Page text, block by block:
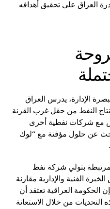
العراق على تحقيق أهدافه
الإدارة، يدرس العراق
النفط من حقل غرب القرنة
مع شركات نفطية أخرى
عن حلول مؤقتة مع “لوك
بتولي شركة نفط
الفنية والإدارية مقارنة
الحكومة العراقية تعتقد أن
التحديات من خلال الاستعانة